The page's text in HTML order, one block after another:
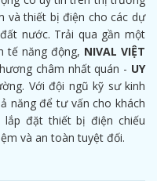
và thiết bị điện cho các dự
nước. Trải qua gần một
tế năng động, NIVAL VIỆT
châm nhất quán - UY
Với đội ngũ kỹ sư kinh
năng để tư vấn cho khách
đặt thiết bị điện chiếu
và an toàn tuyệt đối.